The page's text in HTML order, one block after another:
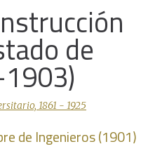
de
1861 - 1925
de Ingenieros (1901)